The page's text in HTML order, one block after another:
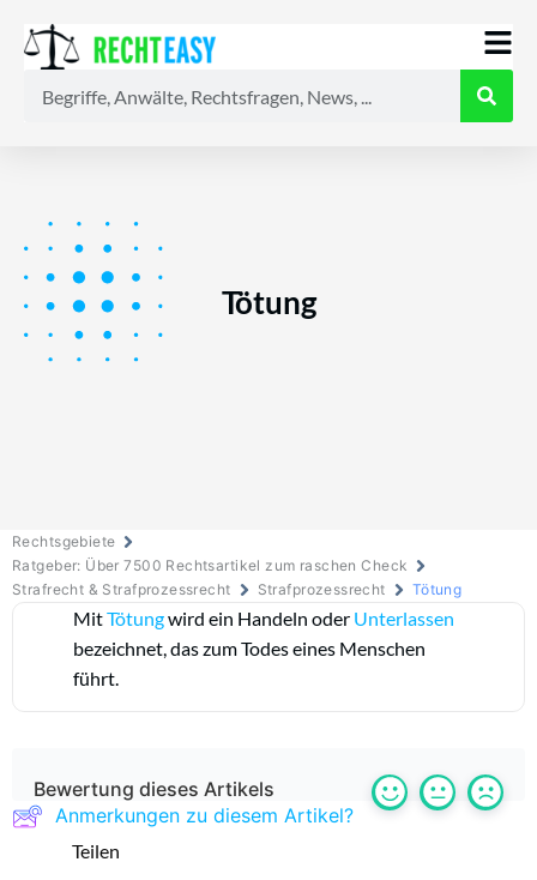
Tötung
Rechtsgebiete
Ratgeber: Über 7500 Rechtsartikel zum raschen Check
Strafrecht & Strafprozessrecht
Strafprozessrecht Tötung
MitTötungwird ein Handeln oder Unterlassen
bezeichnet, das zum Todes eines Menschen
führt.
Bewertung dieses Artikels
Anmerkungen zu diesem Artikel?
Teilen